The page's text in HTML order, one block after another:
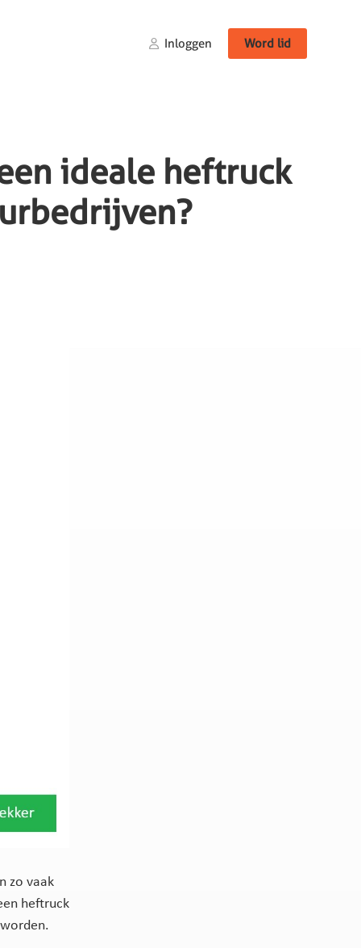
Inloggen Word lid
ideale heftruck
zo vaak
heftruck